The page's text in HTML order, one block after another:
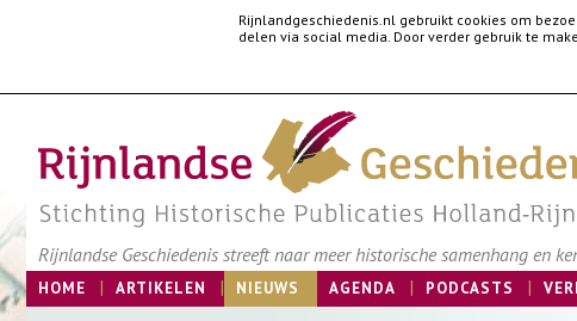
Rijnlandgeschiedenis.nl gebruikt cookies om
delen via social media. Door verder gebruik te
Rijnlandse Geschiedenis streeft naar meer historische samenhang en
HOME ARTIKELEN NIEUWS AGENDA PODCASTS